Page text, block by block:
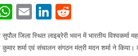
W
h
at
E
m
ai
Li
n
k d
सुपौल जिला स्थित लाइब्रेरी भवन में भारतीय
शर्मा एवं संचालन संगठन मंत्री मदन शर्मा ने